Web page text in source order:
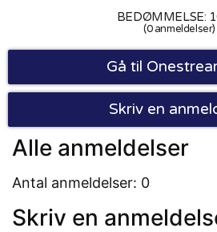
BEDØMMELSE:
(0 anmeldelser)
Gå til
Skriv en
Alle anmeldelser
Antal anmeldelser: 0
Skriv en